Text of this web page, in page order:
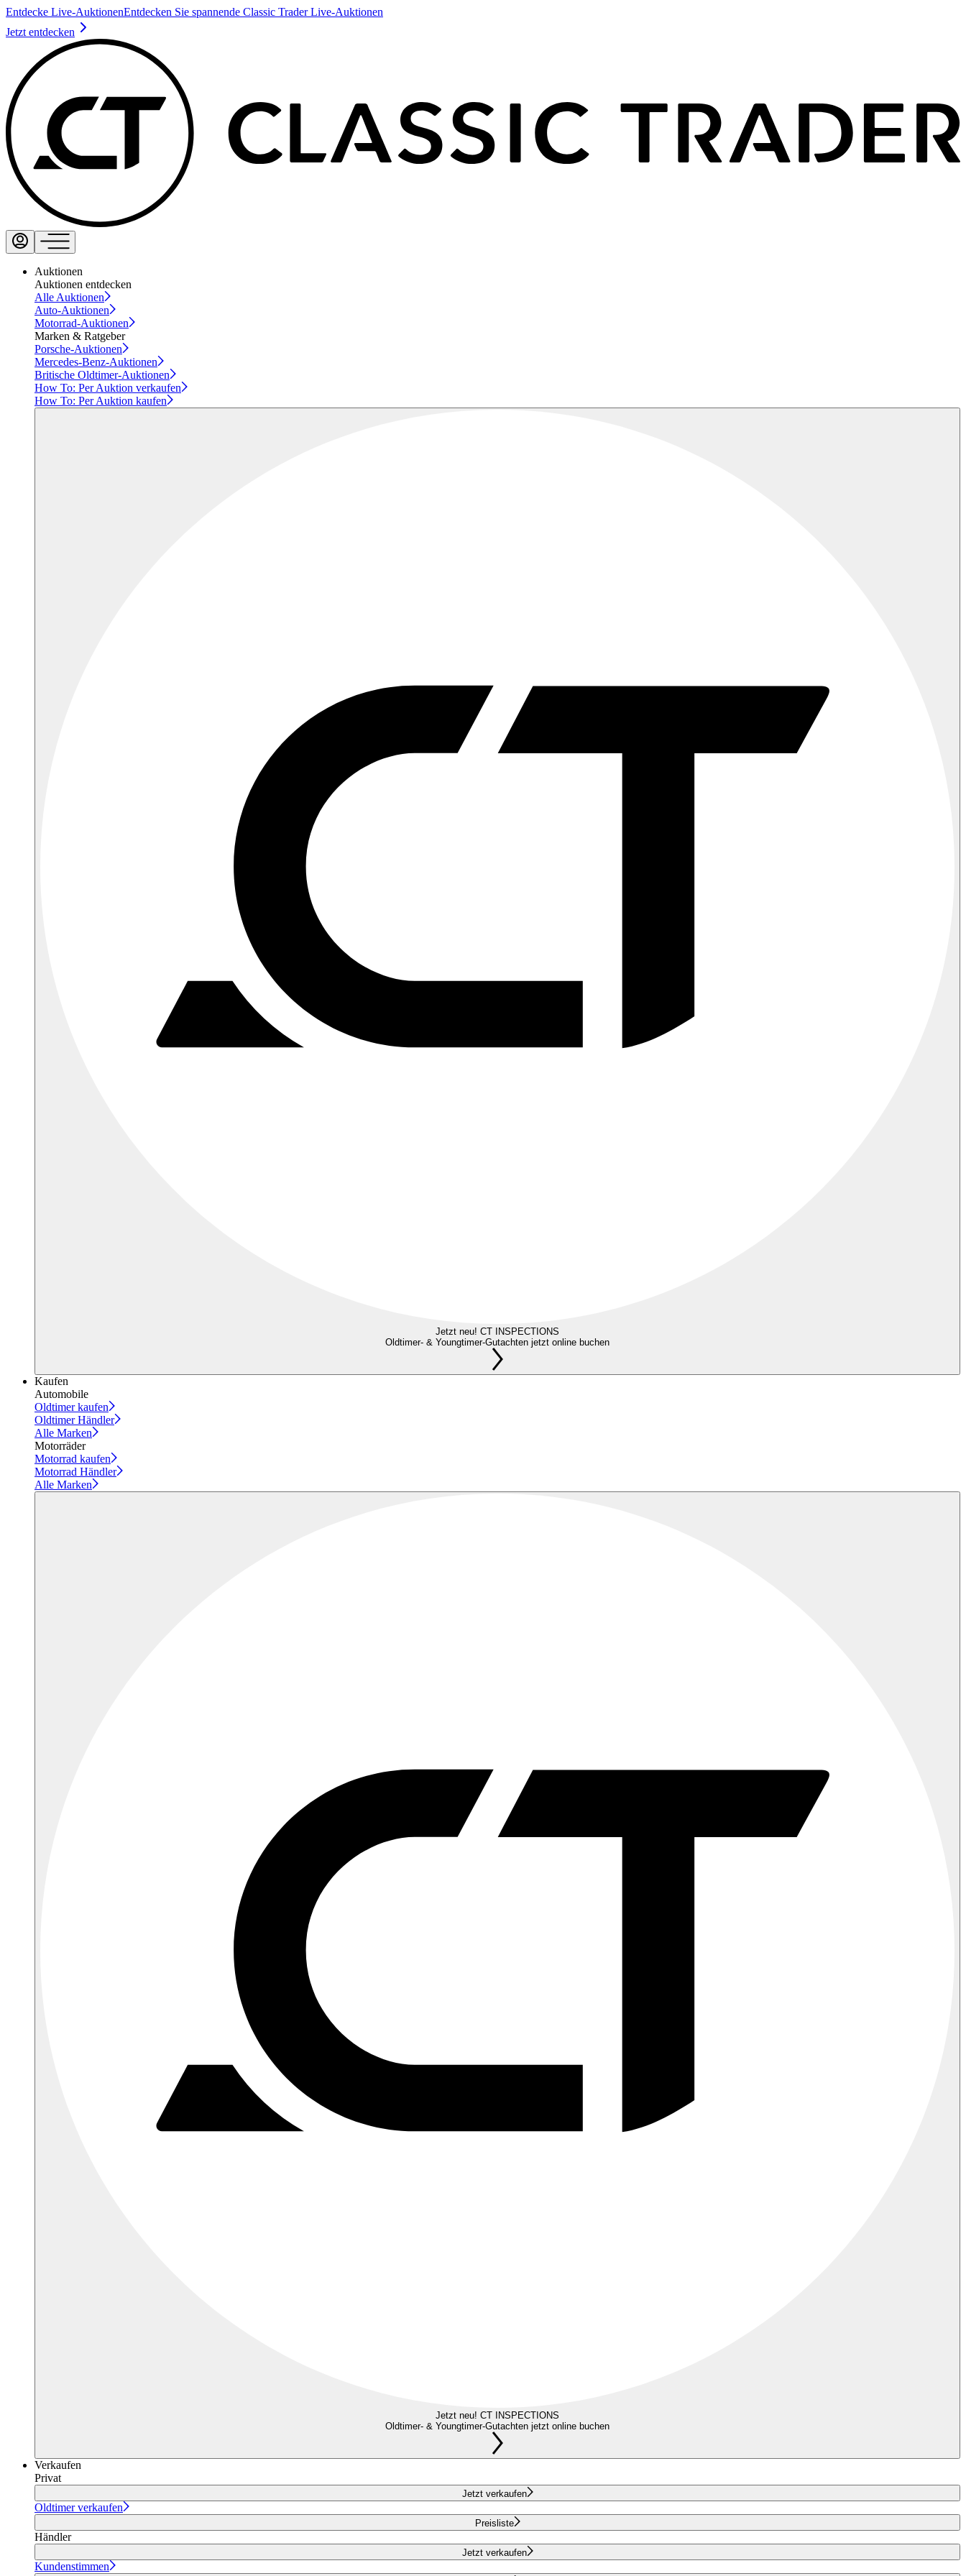
Entdecke Live-AuktionenEntdecken Sie spannende Classic Trader Live-Auktionen
Jetzt entdecken
Auktionen
Auktionen entdecken
Alle Auktionen
Auto-Auktionen
Motorrad-Auktionen
Marken & Ratgeber
Porsche-Auktionen
Mercedes-Benz-Auktionen
Britische Oldtimer-Auktionen
How To: Per Auktion verkaufen
How To: Per Auktion kaufen
Jetzt neu! CT INSPECTIONS
Oldtimer- & Youngtimer-Gutachten jetzt online buchen
Kaufen
Automobile
Oldtimer kaufen
Oldtimer Händler
Alle Marken
Motorräder
Motorrad kaufen
Motorrad Händler
Alle Marken
Jetzt neu! CT INSPECTIONS
Oldtimer- & Youngtimer-Gutachten jetzt online buchen
Verkaufen
Privat
Jetzt verkaufen
Oldtimer verkaufen
Preisliste
Händler
Jetzt verkaufen
Kundenstimmen